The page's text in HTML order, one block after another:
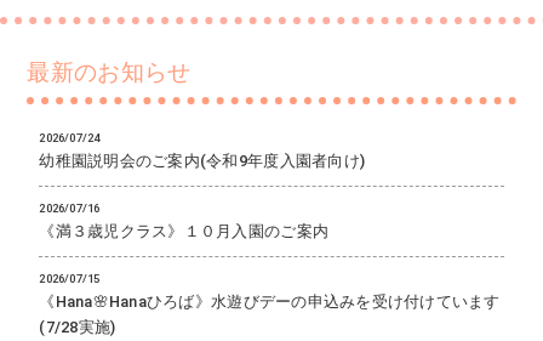
最新のお知らせ
2026/07/24
幼稚園説明会のご案内(令和9年度入園者向け)
2026/07/16
《満３歳児クラス》１０月入園のご案内
2026/07/15
《Hana🌸Hanaひろば》水遊びデーの申込みを受け付けています
(7/28実施)